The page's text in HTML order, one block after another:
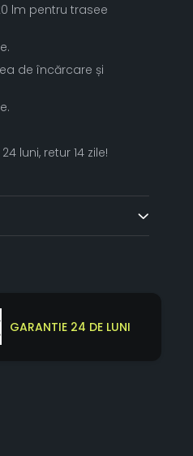
lm pentru trasee
de încărcare și
luni, retur 14 zile!
GARANTIE 24 DE LUNI